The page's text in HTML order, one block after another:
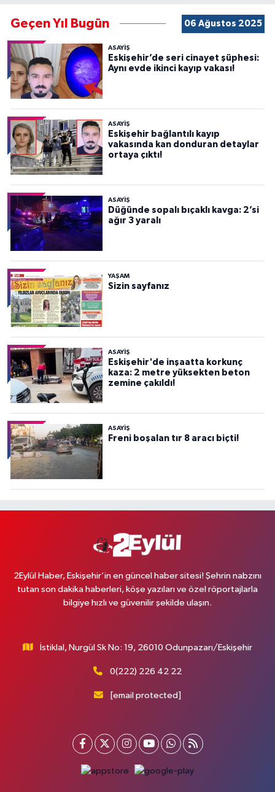
Geçen Yıl Bugün 06 Ağustos 2025
ASAYİŞ
Eskişehir’de seri cinayet şüphesi:
Aynı evde ikinci kayıp vakası!
ASAYİŞ
Eskişehir bağlantılı kayıp
vakasında kan donduran detaylar
ortaya çıktı!
ASAYİŞ
Düğünde sopalı bıçaklı kavga: 2’si
ağır 3 yaralı
YAŞAM
Sizin sayfanız
ASAYİŞ
Eskişehir'de inşaatta korkunç
kaza: 2 metre yüksekten beton
zemine çakıldı!
ASAYİŞ
Freni boşalan tır 8 aracı biçti!
2Eylül Haber, Eskişehir’in en güncel haber sitesi! Şehrin nabzını
tutan son dakika haberleri, köşe yazıları ve özel röportajlarla
bilgiye hızlı ve güvenilir şekilde ulaşın.
İstiklal, Nurgül Sk No: 19, 26010 Odunpazarı/Eskişehir
0(222) 226 42 22
[email protected]